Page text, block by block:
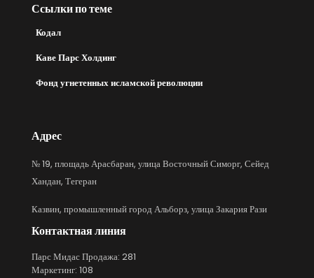
Ссылки по теме
Кодал
Каве Парс Холдинг
Фонд угнетенных исламской революции
Адрес
№ 19, площадь Арасбаран, улица Восточный Симорг, Сейед
Хандан, Тегеран
Казвин, промышленный город Альборз, улица Закария Рази
Контактная линия
Парс Мидас Продажа: 281
Маркетинг: 108